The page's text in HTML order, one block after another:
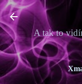
A tak to